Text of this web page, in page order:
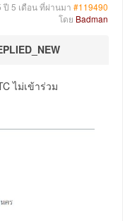
ปี 5 เดือน ที่ผ่านมา #119490
โดย Badman
ไม่เข้าร่วม